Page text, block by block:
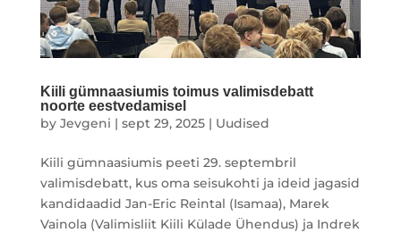
Kiili gümnaasiumis toimus valimisdebatt
noorte eestvedamisel
by Jevgeni | sept 29, 2025| Uudised
Kiili gümnaasiumis peeti 29. septembril
valimisdebatt, kus oma seisukohti ja ideid jagasid
kandidaadid Jan-Eric Reintal (Isamaa), Marek
Vainola (Valimisliit Kiili Külade Ühendus) ja Indrek